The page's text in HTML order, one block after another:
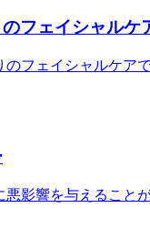
フェイシャルケ
フェイシャルケア
影響を与えること